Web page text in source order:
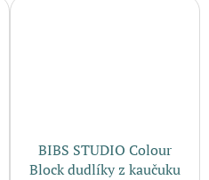
BIBS STUDIO Colour
Block dudlíky z kaučuku